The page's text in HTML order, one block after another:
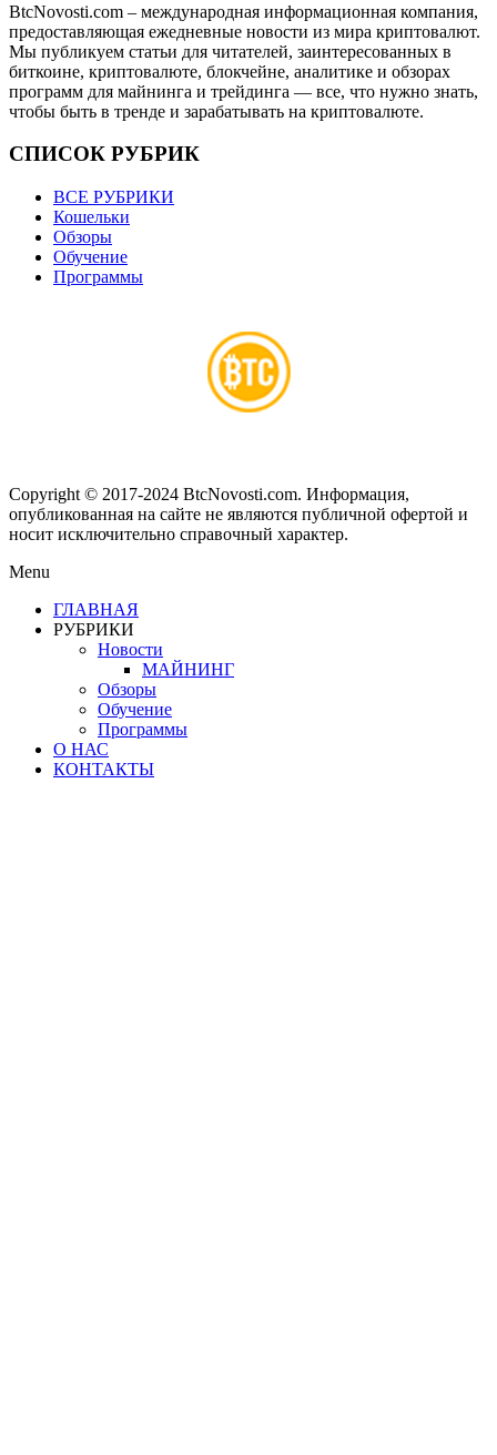
BtcNovosti.com – международная информационная компания,
предоставляющая ежедневные новости из мира криптовалют.
Мы публикуем статьи для читателей, заинтересованных в
биткоине, криптовалюте, блокчейне, аналитике и обзорах
программ для майнинга и трейдинга — все, что нужно знать,
чтобы быть в тренде и зарабатывать на криптовалюте.
СПИСОК РУБРИК
ВСЕ РУБРИКИ
Кошельки
Обзоры
Обучение
Программы
Copyright © 2017-2024 BtcNovosti.com. Информация,
опубликованная на сайте не являются публичной офертой и
носит исключительно справочный характер.
Menu
ГЛАВНАЯ
РУБРИКИ
Новости
МАЙНИНГ
Обзоры
Обучение
Программы
О НАС
КОНТАКТЫ